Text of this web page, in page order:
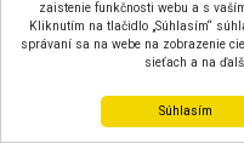
zaistenie funkčnosti webu a s
Kliknutím na tlačidlo „Súhlasím“
správaní sa na webe na zobrazenie
sieťach a na
Súhlasím
Aloe Vera Organic